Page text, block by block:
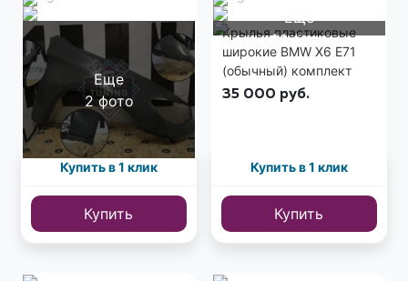
Еще
2 фото
Крылья пластиковые M
штатные BMW X6M E71
(M версия) комплект
38 000руб.
Купить в 1 клик
Купить
Еще
14 фото
Крылья пластиковые
широкие BMW X6 E71
(обычный) комплект
35 000 руб.
Купить в 1 клик
Купить